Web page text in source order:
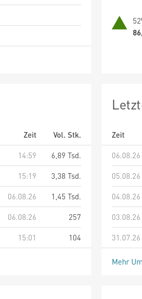
Zeit
Vol. Stk.
14:59
6,89 Tsd.
15:19
3,38 Tsd.
06.08.26
1,45 Tsd.
06.08.26
257
15:01 104
Zeit
Mehr